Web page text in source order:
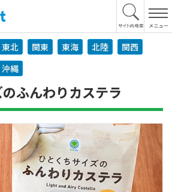
東北 関東 東海 北陸
関西
沖縄
ふんわりカステラ